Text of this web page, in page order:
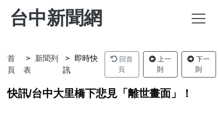
台中新聞網
首
頁
新聞列
表
即時快
訊
回首
頁
上一
則
下一
則
快訊/台中大里橋下悲見「離世畫面」！